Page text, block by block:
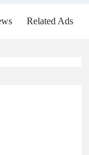
Related Ads